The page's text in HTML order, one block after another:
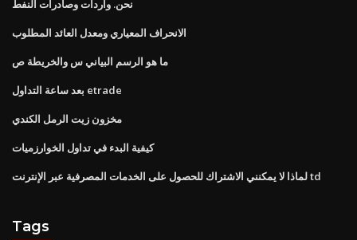
نحن. واردات وصادرات النفط
الانحراف المعياري ومعدل العائد المطلوب
ما هو الرسم البياني س والخريطة ص
بعد ساعة التداول etrade
مخزون زيت الرمل الكندي
كيفية البدء في تداول الخوارزميات
لماذا لا يمكنني الاشتراك للحصول على الخدمات المصرفية عبر الإنترنت td
Tags